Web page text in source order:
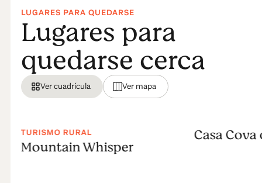
LUGARES PARA QUEDARSE
Lugares para
quedarse cerca
Ver cuadrícula Ver mapa
TURISMO RURAL
Mountain Whisper
Casa